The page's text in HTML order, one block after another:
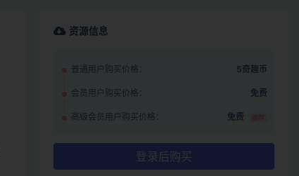
资源信息
普通用户购买价格： 5奇趣币
会员用户购买价格： 免费
高级会员用户购买价格： 免费 推荐
登录后购买